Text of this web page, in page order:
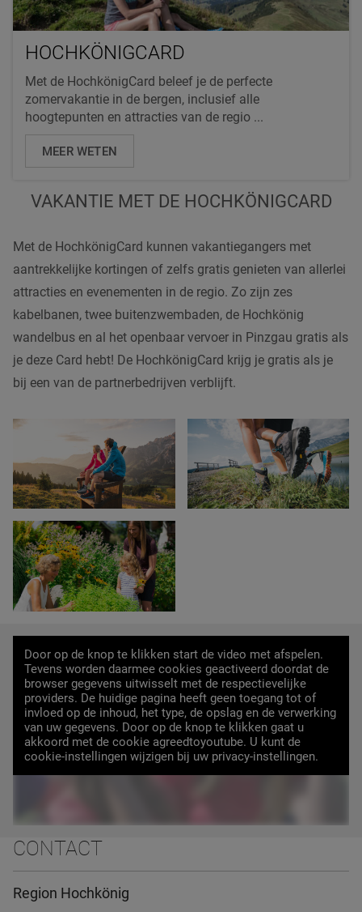
HOCHKÖNIGCARD
Met de HochkönigCard beleef je de perfecte
zomervakantie in de bergen, inclusief alle
hoogtepunten en attracties van de regio ...
MEER WETEN
VAKANTIE MET DE HOCHKÖNIGCARD
Met de HochkönigCard kunnen vakantiegangers met
aantrekkelijke kortingen of zelfs gratis genieten van allerlei
attracties en evenementen in de regio. Zo zijn zes
kabelbanen, twee buitenzwembaden, de Hochkönig
wandelbus en al het openbaar vervoer in Pinzgau gratis als
je deze Card hebt! De HochkönigCard krijg je gratis als je
bij een van de partnerbedrijven verblijft.
VIDEO LADEN
Door op de knop te klikken start de video met afspelen.
Tevens worden daarmee cookies geactiveerd doordat de
browser gegevens uitwisselt met de respectievelijke
providers. De huidige pagina heeft geen toegang tot of
invloed op de inhoud, het type, de opslag en de verwerking
van uw gegevens. Door op de knop te klikken gaat u
akkoord met de cookie agreedtoyoutube. U kunt de
cookie-instellingen wijzigen bij uw privacy-instellingen.
CONTACT
Region Hochkönig